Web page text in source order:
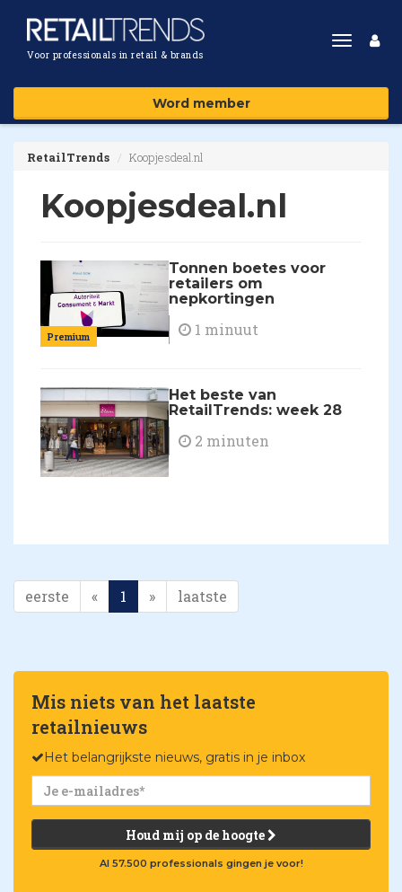
Voor professionals in retail & brands
Toggle
Word member
RetailTrends Koopjesdeal.nl
Koopjesdeal.nl
Premium
Tonnen boetes voor
retailers om
nepkortingen
1 minuut
Het beste van
RetailTrends: week 28
2 minuten
eerste « 1 » laatste
Mis niets van het laatste
retailnieuws
Het belangrijkste nieuws, gratis in je inbox
Houd mij op de hoogte
Al 57.500 professionals gingen je voor!